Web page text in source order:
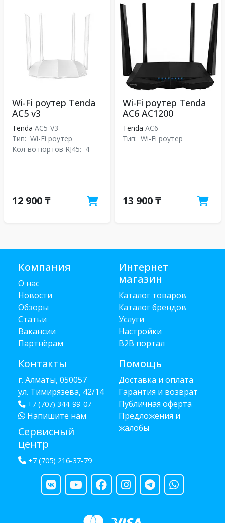
Wi-Fi роутер Tenda
AC5 v3
Tenda AC5-V3
Тип: Wi-Fi роутер
Кол-во портов RJ45: 4
12 900 ₸
Wi-Fi роутер Tenda
AC6 AC1200
Tenda АС6
Тип: Wi-Fi роутер
13 900 ₸
Компания
О нас
Новости
Обзоры
Статьи
Вакансии
Партнёрам
Контакты
г. Алматы, 050057
ул. Тимирязева, 42/14
+7 (707) 344-99-07
Напишите нам
Сервисный
центр
+7 (705) 216-37-79
Интернет
магазин
Каталог товаров
Каталог брендов
Услуги
Настройки
B2B портал
Помощь
Доставка и оплата
Гарантия и возврат
Публичная оферта
Предложения и
жалобы